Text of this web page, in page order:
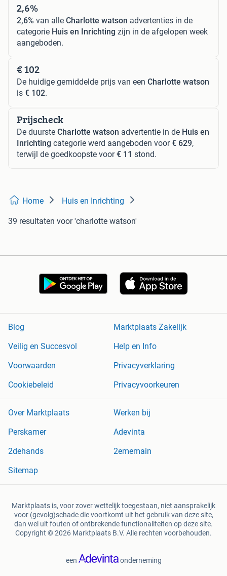
2,6%
2,6% van alle Charlotte watson advertenties in de
categorie Huis en Inrichting zijn in de afgelopen week
aangeboden.
€ 102
De huidige gemiddelde prijs van een Charlotte watson
is € 102.
Prijscheck
De duurste Charlotte watson advertentie in de Huis en
Inrichting categorie werd aangeboden voor€ 629,
terwijl de goedkoopste voor€ 11 stond.
Home Huis en Inrichting
39 resultaten voor 'charlotte watson'
Blog
Marktplaats Zakelijk
Veilig en Succesvol
Help en Info
Voorwaarden
Privacyverklaring
Cookiebeleid
Privacyvoorkeuren
Over Marktplaats
Werken bij
Perskamer
Adevinta
2dehands
2ememain
Sitemap
Marktplaats is, voor zover wettelijk toegestaan, niet aansprakelijk
voor (gevolg)schade die voortkomt uit het gebruik van deze site,
dan wel uit fouten of ontbrekende functionaliteiten op deze site.
Copyright © 2026 Marktplaats B.V. Alle rechten voorbehouden.
een onderneming